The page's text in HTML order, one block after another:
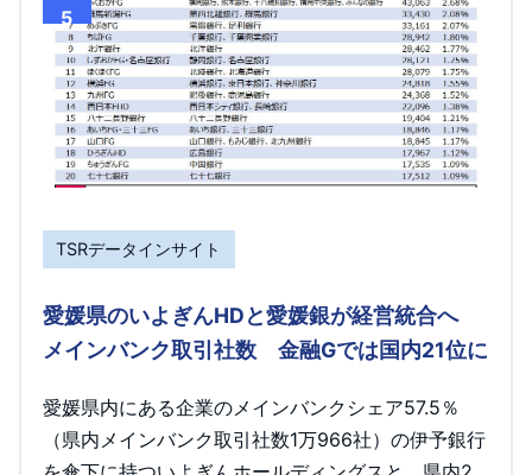
5
TSRデータインサイト
愛媛県のいよぎんHDと愛媛銀が経営統合へ
メインバンク取引社数 金融Gでは国内21位に
愛媛県内にある企業のメインバンクシェア57.5％
（県内メインバンク取引社数1万966社）の伊予銀行